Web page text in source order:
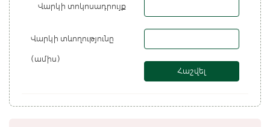
Վարկի տոկոսադրույք
Վարկի տևողությունը
(ամիս)